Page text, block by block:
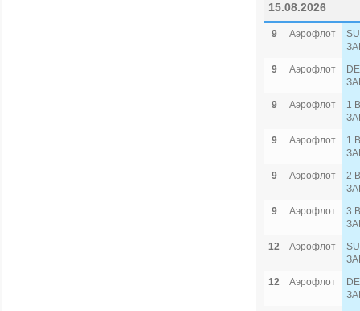
15.08.2026
9 Аэрофлот
9
Аэрофлот
9
Аэрофлот
1
9
Аэрофлот
1
9
Аэрофлот
2
9
Аэрофлот
3
12
Аэрофлот
12
Аэрофлот